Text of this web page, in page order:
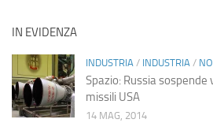
IN EVIDENZA
INDUSTRIA / INDUSTRIA /
Spazio: Russia
missili USA
14 MAG, 2014